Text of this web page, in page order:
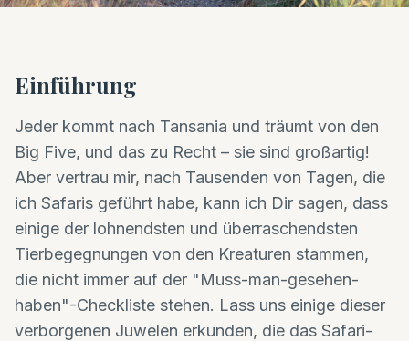
Einführung
Jeder kommt nach Tansania und träumt von den
Big Five, und das zu Recht – sie sind großartig!
Aber vertrau mir, nach Tausenden von Tagen, die
ich Safaris geführt habe, kann ich Dir sagen, dass
einige der lohnendsten und überraschendsten
Tierbegegnungen von den Kreaturen stammen,
die nicht immer auf der "Muss-man-gesehen-
haben"-Checkliste stehen. Lass uns einige dieser
verborgenen Juwelen erkunden, die das Safari-